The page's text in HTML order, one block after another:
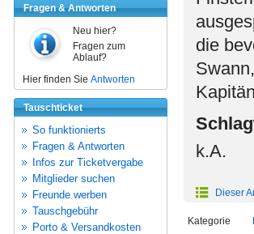
Fragen & Antworten
Neu hier?
Fragen zum
Ablauf?
Hier finden Sie Antworten
Tauschticket
So funktionierts
Fragen & Antworten
Infos zur Ticketvergabe
Mitglieder suchen
Freunde werben
Tauschgebühr
Porto & Versandkosten
die
k.A.
Dieser
Kategorie